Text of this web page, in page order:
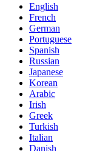
English
French
German
Portuguese
Spanish
Russian
Japanese
Korean
Arabic
Irish
Greek
Turkish
Italian
Danish